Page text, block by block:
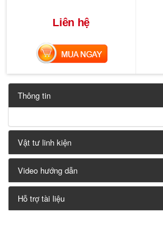
Liên hệ
MUA NGAY
Thông tin
Vật tư linh kiện
Video hướng dẫn
Hỗ trợ tài liệu